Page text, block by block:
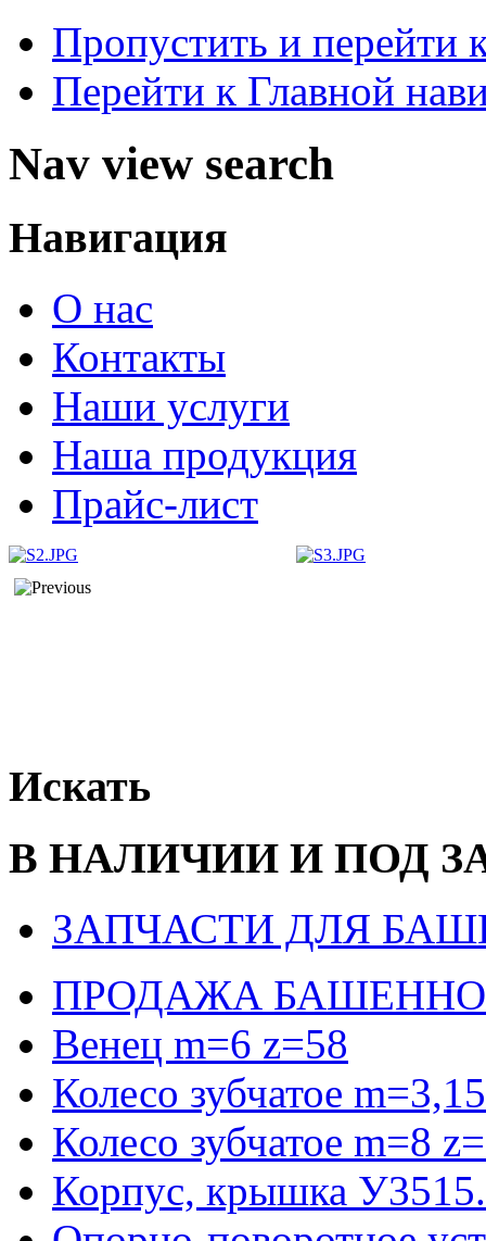
Пропустить и перейти
Перейти к Главной
Nav view search
Навигация
О нас
Контакты
Наши услуги
Наша продукция
Прайс-лист
Искать
В НАЛИЧИИ И ПОД
ЗАПЧАСТИ ДЛЯ
ПРОДАЖА
Венец m=6 z=58
Колесо зубчатое
Колесо зубчатое m=8
Корпус, крышка